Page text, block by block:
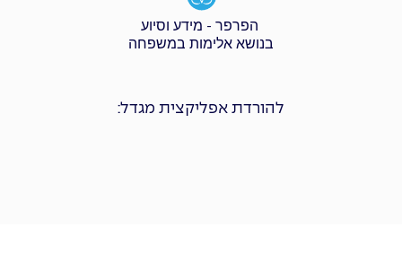
הפרפר - מידע וסיוע
בנושא אלימות במשפחה
להורדת אפליקצית מגדל: